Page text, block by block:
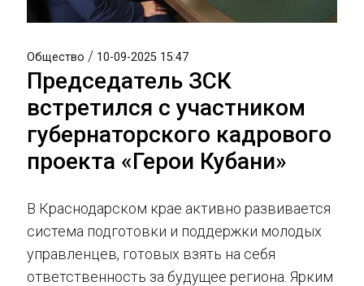
Общество / 10-09-2025 15:47
Председатель ЗСК
встретился с участником
губернаторского кадрового
проекта «Герои Кубани»
В Краснодарском крае активно развивается
система подготовки и поддержки молодых
управленцев, готовых взять на себя
ответственность за будущее региона. Ярким